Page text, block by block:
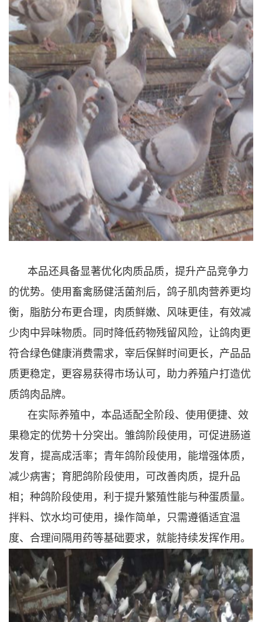
本品还具备显著优化肉质品质，提升产品竞争力
的优势。使用畜禽肠健活菌剂后，鸽子肌肉营养更均
衡，脂肪分布更合理，肉质鲜嫩、风味更佳，有效减
少肉中异味物质。同时降低药物残留风险，让鸽肉更
符合绿色健康消费需求，宰后保鲜时间更长，产品品
质更稳定，更容易获得市场认可，助力养殖户打造优
质鸽肉品牌。
在实际养殖中，本品适配全阶段、使用便捷、效
果稳定的优势十分突出。雏鸽阶段使用，可促进肠道
发育，提高成活率；青年鸽阶段使用，能增强体质，
减少病害；育肥鸽阶段使用，可改善肉质，提升品
相；种鸽阶段使用，利于提升繁殖性能与种蛋质量。
拌料、饮水均可使用，操作简单，只需遵循适宜温
度、合理间隔用药等基础要求，就能持续发挥作用。